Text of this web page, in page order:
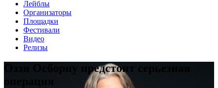
Лейблы
Организаторы
Площадки
Фестивали
Видео
Релизы
Оззи Осборну предстоит серьезная
операция